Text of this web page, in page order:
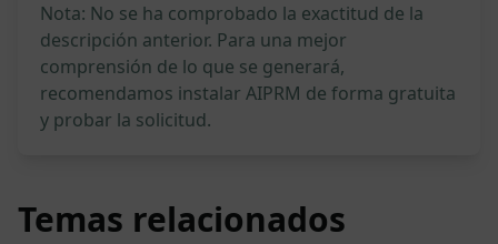
Nota: No se ha comprobado la exactitud de la
descripción anterior. Para una mejor
comprensión de lo que se generará,
recomendamos instalar AIPRM de forma gratuita
y probar la solicitud.
Temas relacionados